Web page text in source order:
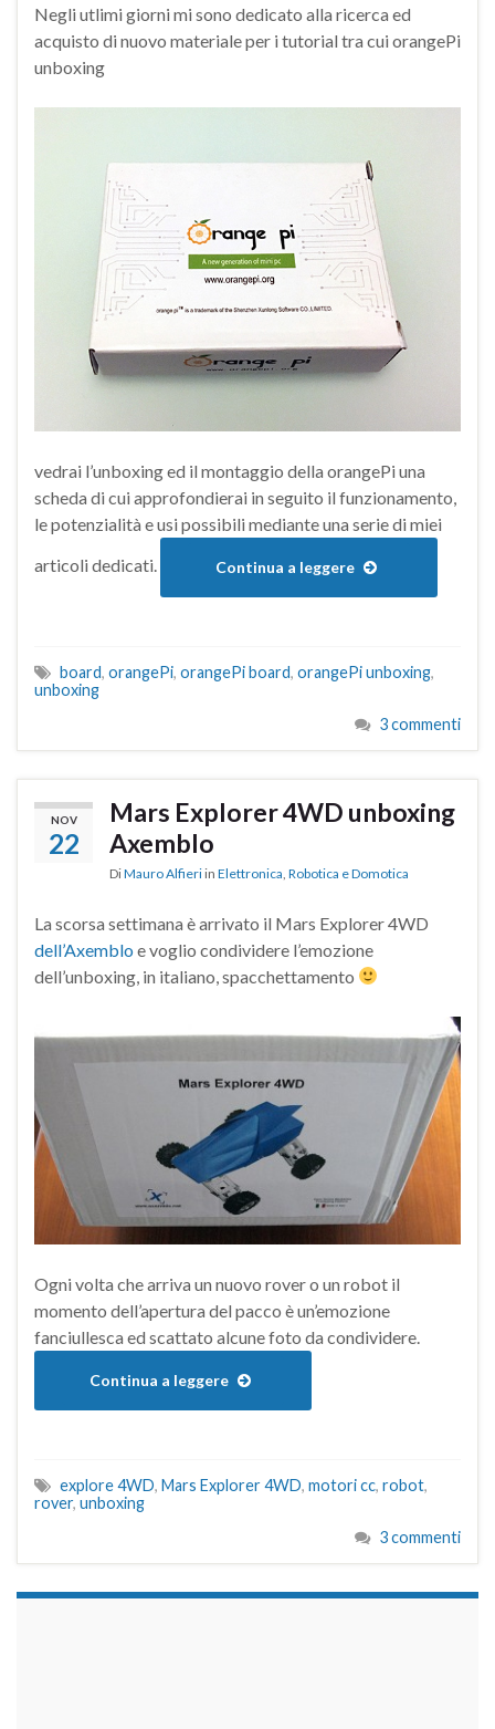
Negli utlimi giorni mi sono dedicato alla ricerca ed
acquisto di nuovo materiale per i tutorial tra cui orangePi
unboxing
vedrai l’unboxing ed il montaggio della orangePi una
scheda di cui approfondierai in seguito il funzionamento,
le potenzialità e usi possibili mediante una serie di miei
articoli dedicati.
Continua a leggere
board, orangePi, orangePi board, orangePi unboxing,
unboxing
3 commenti
NOV
22
Mars Explorer 4WD unboxing
Axemblo
DiMauro Alfieri in Elettronica Robotica e Domotica
La scorsa settimana è arrivato il Mars Explorer 4WD
dell’Axemblo e voglio condividere l’emozione
dell’unboxing, in italiano, spacchettamento
Ogni volta che arriva un nuovo rover o un robot il
momento dell’apertura del pacco è un’emozione
fanciullesca ed scattato alcune foto da condividere.
Continua a leggere
explore 4WD, Mars Explorer 4WD, motori cc, robot,
rover, unboxing
3 commenti